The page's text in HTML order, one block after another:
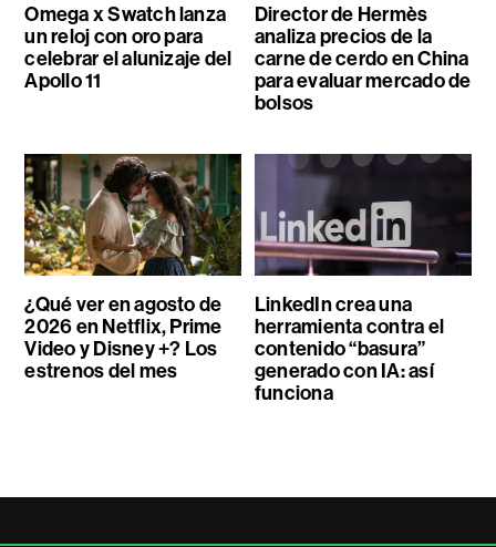
Omega x Swatch lanza
un reloj con oro para
celebrar el alunizaje del
Apollo 11
Director de Hermès
analiza precios de la
carne de cerdo en China
para evaluar mercado de
bolsos
¿Qué ver en agosto de
2026 en Netflix, Prime
Video y Disney +? Los
estrenos del mes
LinkedIn crea una
herramienta contra el
contenido “basura”
generado con IA: así
funciona